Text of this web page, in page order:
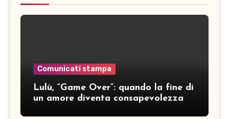
Comunicati stampa
Lulù, “Game Over”: quando la fine di
un amore diventa consapevolezza